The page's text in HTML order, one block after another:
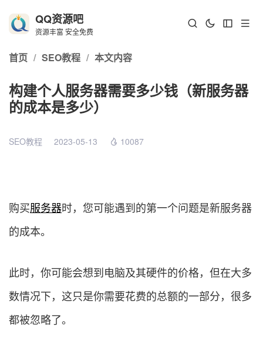
QQ资源吧
资源丰富 安全免费
首页 / SEO教程 / 本文内容
构建个人服务器需要多少钱（新服务器
的成本是多少）
SEO教程 2023-05-13 10087
购买服务器时，您可能遇到的第一个问题是新服务器
的成本。
此时，你可能会想到电脑及其硬件的价格，但在大多
数情况下，这只是你需要花费的总额的一部分，很多
都被忽略了。